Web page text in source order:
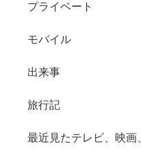
プライベート
モバイル
出来事
旅行記
最近見たテレビ、映画